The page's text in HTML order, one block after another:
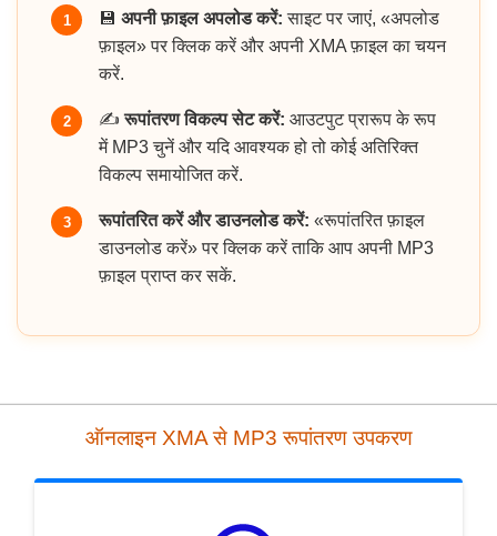
1 💾 अपनी फ़ाइल अपलोड करें: साइट पर जाएं, «अपलोड
फ़ाइल» पर क्लिक करें और अपनी XMA फ़ाइल का चयन
करें.
2 ✍️रूपांतरण विकल्प सेट करें: आउटपुट प्रारूप के रूप
में MP3 चुनें और यदि आवश्यक हो तो कोई अतिरिक्त
विकल्प समायोजित करें.
3 रूपांतरित करें और डाउनलोड करें: «रूपांतरित फ़ाइल
डाउनलोड करें» पर क्लिक करें ताकि आप अपनी MP3
फ़ाइल प्राप्त कर सकें.
ऑनलाइन XMA से MP3 रूपांतरण उपकरण